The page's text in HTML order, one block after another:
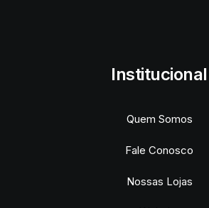
Institucional
Quem Somos
Fale Conosco
Nossas Lojas